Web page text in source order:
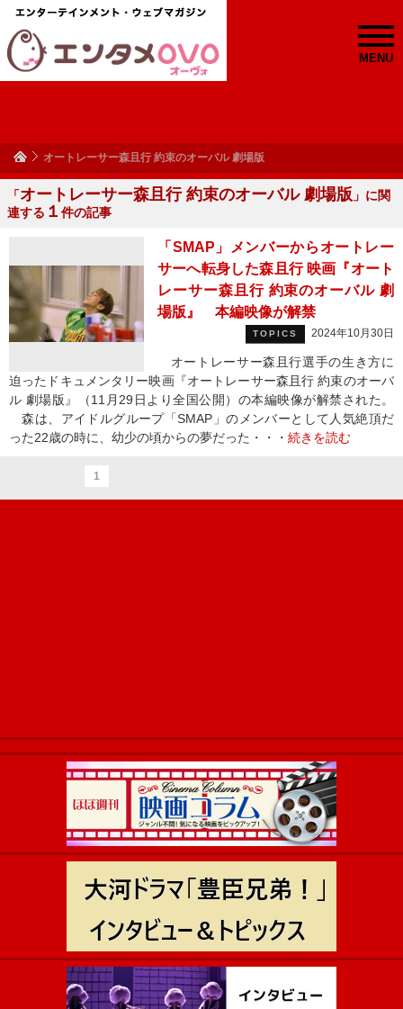
MENU
オートレーサー森且行 約束のオーバル 劇場版
「オートレーサー森且行 約束のオーバル 劇場版 」に関
連する １ 件の記事
「SMAP」メンバーからオートレー
サーへ転身した森且行 映画『オート
レーサー森且行 約束のオーバル 劇
場版』 本編映像が解禁
TOPICS 2024年10月30日
オートレーサー森且行選手の生き方に
迫ったドキュメンタリー映画『オートレーサー森且行 約束のオーバ
ル 劇場版』（11月29日より全国公開）の本編映像が解禁された。
森は、アイドルグループ「SMAP」のメンバーとして人気絶頂だ
った22歳の時に、幼少の頃からの夢だった・・・ 続きを読む
1